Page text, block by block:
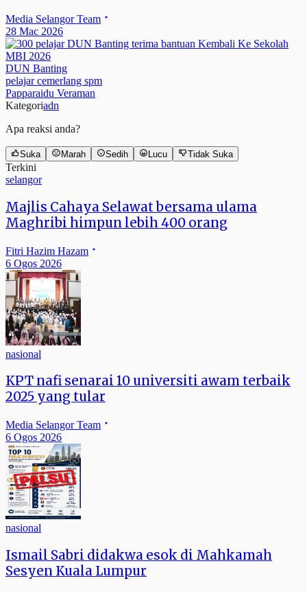
Media Selangor Team
28 Mac 2026
DUN Banting
pelajar cemerlang spm
Papparaidu Veraman
Kategoriadn
Apa reaksi anda?
Suka Marah Sedih Lucu Tidak Suka
Terkini
selangor
Majlis Cahaya Selawat bersama ulama
Maghribi himpun lebih 400 orang
Fitri Hazim Hazam
6 Ogos 2026
nasional
KPT nafi senarai 10 universiti awam terbaik
2025 yang tular
Media Selangor Team
6 Ogos 2026
nasional
Ismail Sabri didakwa esok di Mahkamah
Sesyen Kuala Lumpur